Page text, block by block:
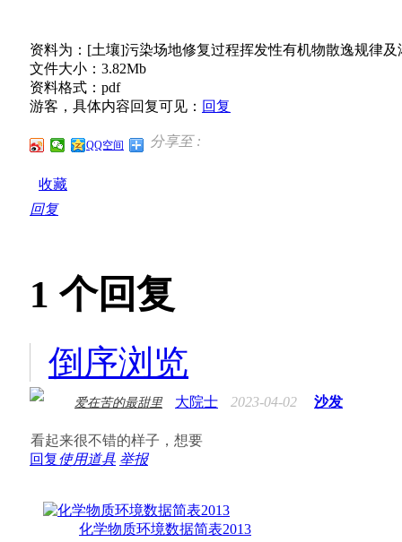
资料为：[土壤]污染场地修复过程挥发性有机物散逸规律及
文件大小：3.82Mb
资料格式：pdf
游客，具体内容回复可见： 回复
分享至 :
QQ空间
收藏
回复
1 个回复
倒序浏览
爱在苦的最甜里 大院士 2023-04-02 沙发
看起来很不错的样子，想要
回复使用道具 举报
化学物质环境数据简表2013